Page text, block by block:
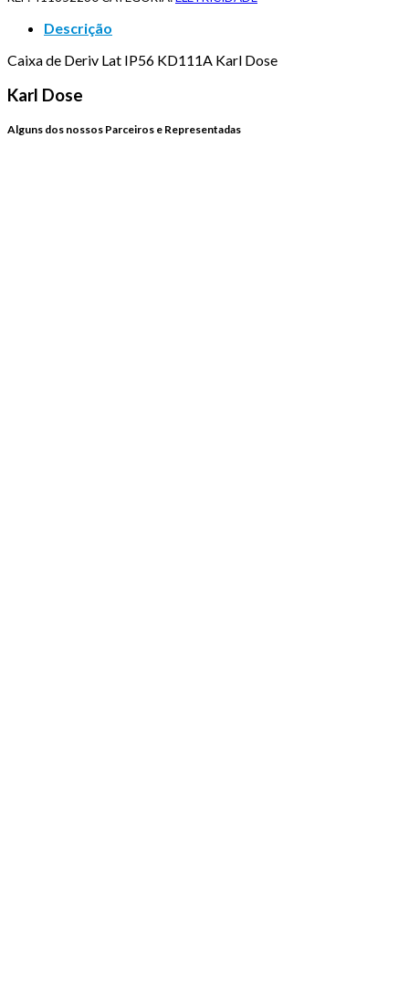
Descrição
Caixa de Deriv Lat IP56 KD111A Karl Dose
Karl Dose
Alguns dos nossos Parceiros e Representadas